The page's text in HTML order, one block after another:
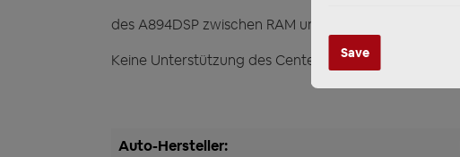
des A894DSP zwischen RAM und Lautsprecher
Keine Unterstützung des Center-Speakers
Auto-Hersteller:
Save